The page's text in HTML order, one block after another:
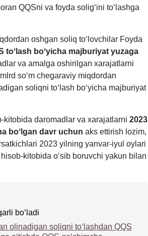
QQSni va foyda soligʻini toʻlashga
oshgan soliq toʻlovchilar Foyda
toʻlash boʻyicha majburiyat yuzaga
va amalga oshirilgan хarajatlarni
soʻm chegaraviy miqdordan
soliqni toʻlash boʻyicha majburiyat
daromadlar va хarajatlarni 2023
boʻlgan davr uchun aks ettirish lozim,
2023 yilning yanvar-iyul oylari
kitobida oʻsib boruvchi yakun bilan
boʻladi
olinadigan soliqni toʻlashdan QQS